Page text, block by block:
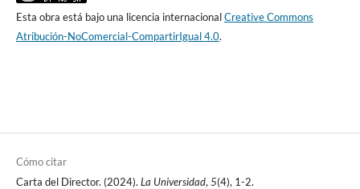
Esta obra está bajo una licencia internacionalCreative Commons
Atribución-NoComercial-CompartirIgual 4.0.
Cómo citar
Carta del Director. (2024). La Universidad, 5(4), 1-2.